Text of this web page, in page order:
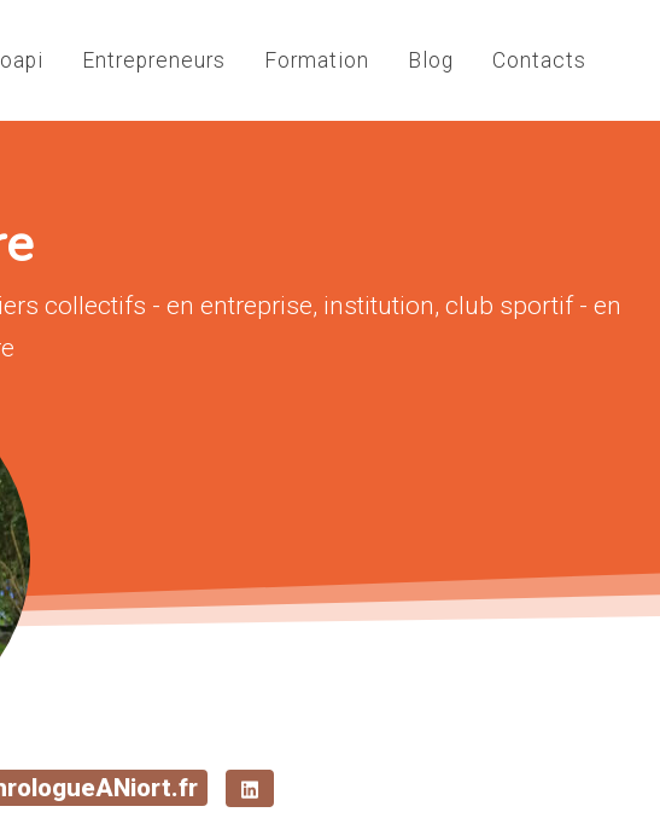
Entrepreneurs Formation Blog Contacts
collectifs - en entreprise, institution, club sportif - en